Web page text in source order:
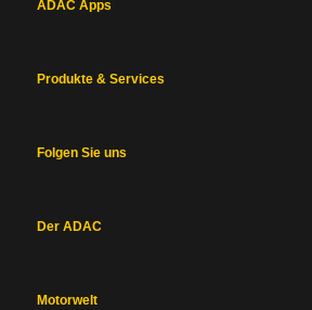
ADAC Apps
Produkte & Services
Folgen Sie uns
Der ADAC
Motorwelt